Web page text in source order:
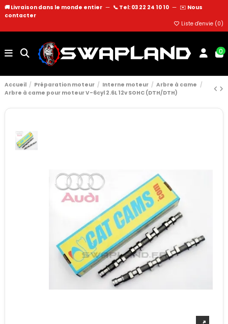
🚚 Livraison dans le monde entier — 📞 Tel: 03 22 24 10 10 — ✉️ Nous
contacter
Liste d'envie (0)
0
Accueil Préparation moteur Interne moteur
Arbre à came
Arbre à came pour moteur V-6cyl 2.6L 12v SOHC (DTH/DTH)